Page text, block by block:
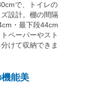
で、トイレの
設計。棚の間隔
・最下段44cm
ペーパーやスト
けて収納できま
能美